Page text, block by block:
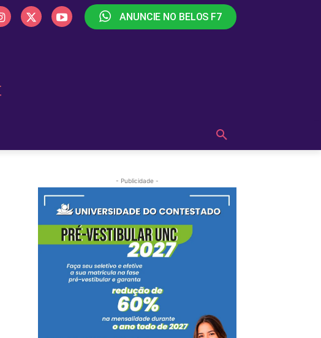
ANUNCIE NO BELOS F7
- Publicidade -